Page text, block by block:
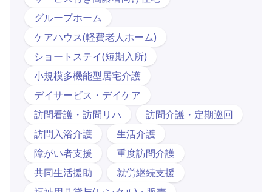
グループホーム
ケアハウス(軽費老人ホーム)
ショートステイ(短期入所)
小規模多機能型居宅介護
デイサービス・デイケア
訪問看護・訪問リハ
訪問介護・定期巡回
訪問入浴介護
生活介護
障がい者支援
重度訪問介護
共同生活援助
就労継続支援